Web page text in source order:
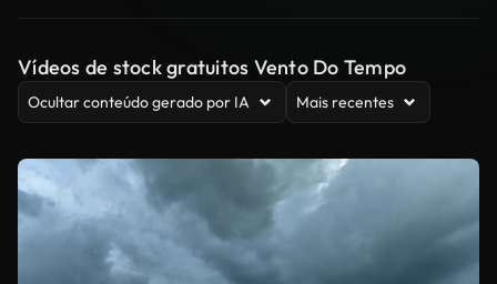
Vídeos de stock gratuitos Vento Do Tempo
Ocultar conteúdo gerado por IA Mais recentes